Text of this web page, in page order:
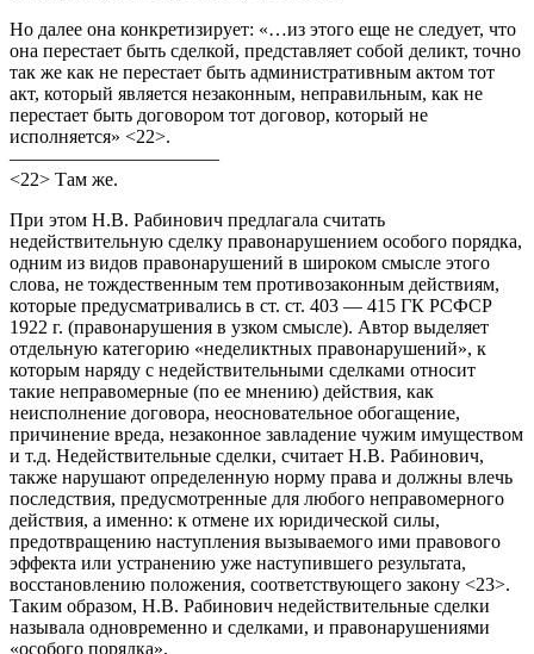
Но далее она конкретизирует: «…из этого еще не следует, что
она перестает быть сделкой, представляет собой деликт, точно
так же как не перестает быть административным актом тот
акт, который является незаконным, неправильным, как не
перестает быть договором тот договор, который не
исполняется» <22>.
———————————
<22> Там же.
При этом Н.В. Рабинович предлагала считать
недействительную сделку правонарушением особого порядка,
одним из видов правонарушений в широком смысле этого
слова, не тождественным тем противозаконным действиям,
которые предусматривались в ст. ст. 403 — 415 ГК РСФСР
1922 г. (правонарушения в узком смысле). Автор выделяет
отдельную категорию «неделиктных правонарушений», к
которым наряду с недействительными сделками относит
такие неправомерные (по ее мнению) действия, как
неисполнение договора, неосновательное обогащение,
причинение вреда, незаконное завладение чужим имуществом
и т.д. Недействительные сделки, считает Н.В. Рабинович,
также нарушают определенную норму права и должны влечь
последствия, предусмотренные для любого неправомерного
действия, а именно: к отмене их юридической силы,
предотвращению наступления вызываемого ими правового
эффекта или устранению уже наступившего результата,
восстановлению положения, соответствующего закону <23>.
Таким образом, Н.В. Рабинович недействительные сделки
называла одновременно и сделками, и правонарушениями
«особого порядка».